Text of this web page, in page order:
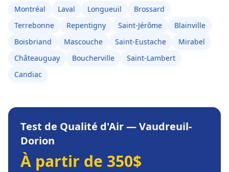
Montréal Laval Longueuil
Brossard
Terrebonne
Repentigny Saint-Jérôme
Blainville
Boisbriand
Mascouche Saint-Eustache
Mirabel
Châteauguay
Boucherville
Saint-Lambert
Candiac
Test de Qualité d'Air—Vaudreuil-
Dorion
À partir de 350$